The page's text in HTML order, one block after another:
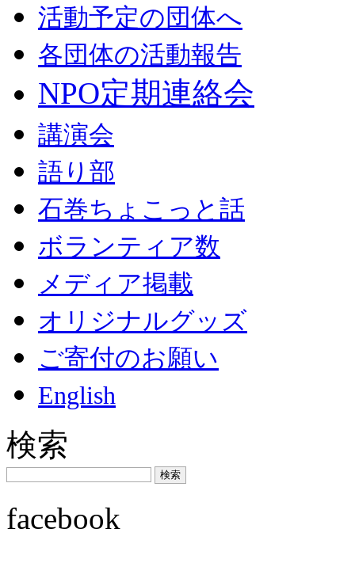
活動予定の団体へ
各団体の活動報告
NPO定期連絡会
講演会
語り部
石巻ちょこっと話
ボランティア数
メディア掲載
オリジナルグッズ
ご寄付のお願い
English
検索
facebook